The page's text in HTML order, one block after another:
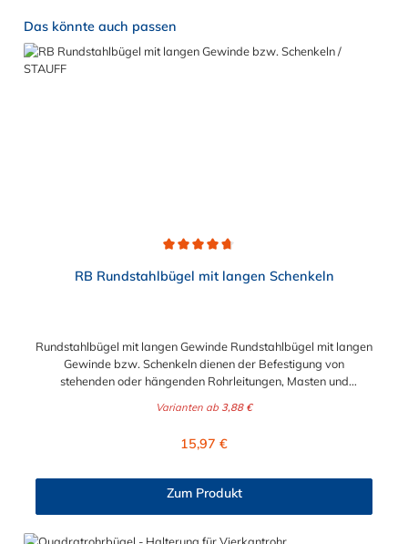
Produktgalerie überspringen
Das könnte auch passen
RB Rundstahlbügel mit langen Schenkeln
Rundstahlbügel mit langen Gewinde Rundstahlbügel mit langen
Gewinde bzw. Schenkeln dienen der Befestigung von
stehenden oder hängenden Rohrleitungen, Masten und
Rohrschlitten an Stahlprofilunterkonstruktionen, wie z.B.
Schale und Mutter geliefert.
Varianten ab 3,88 €
Regulärer Preis:
15,97 €
Zum Produkt